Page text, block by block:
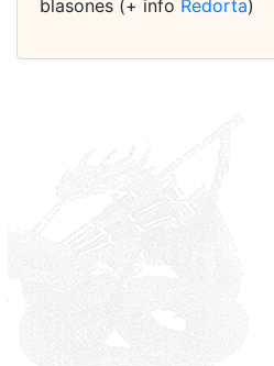
blasones (+ info Redorta)